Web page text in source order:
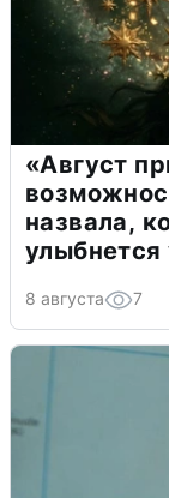
«Август
назвала,
улыбнется
8 августа 7